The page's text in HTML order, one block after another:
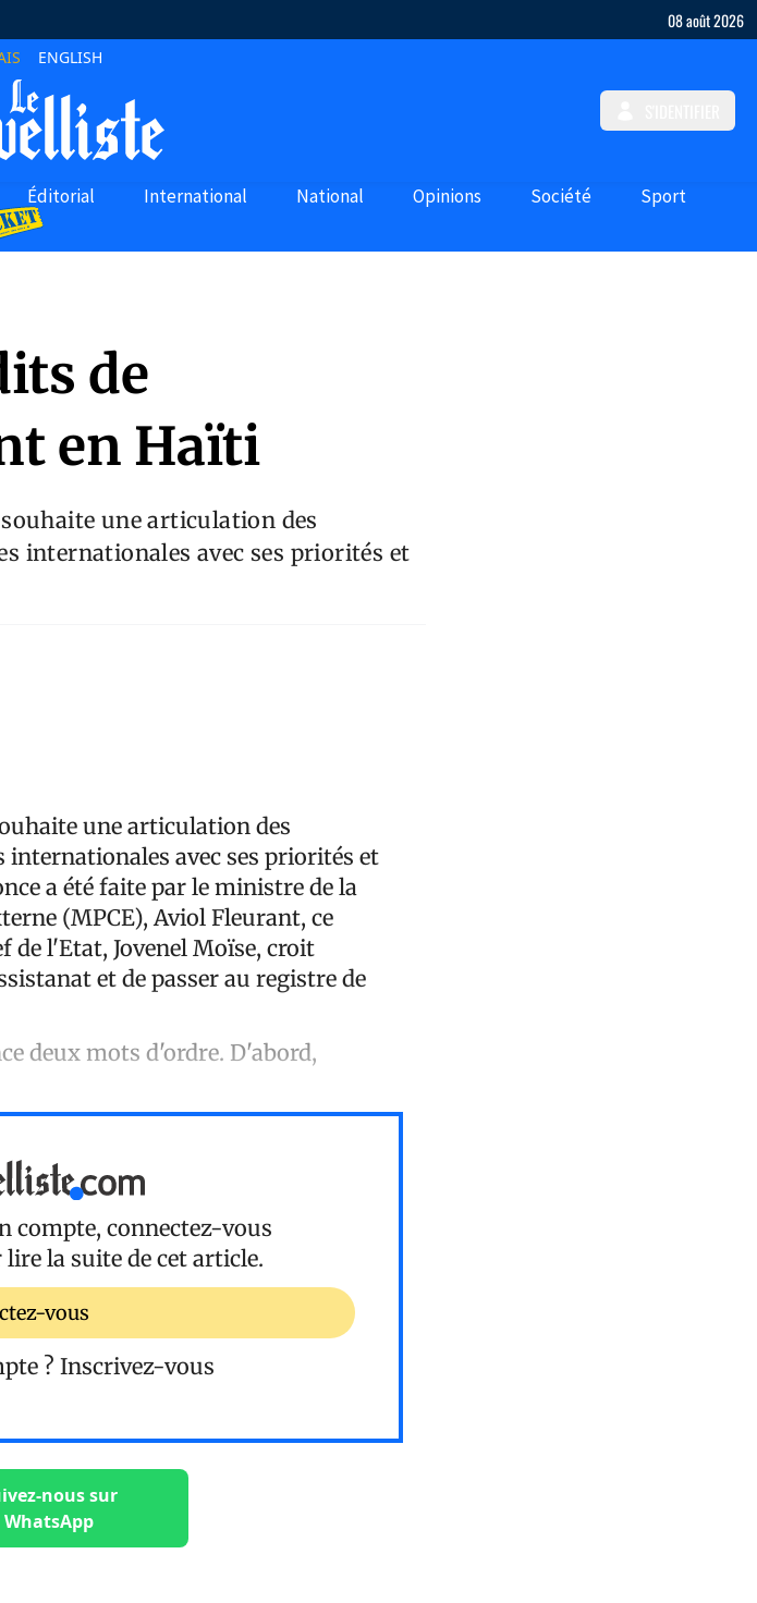
08 août 2026
ENGLISH
Éditorial International National Opinions Société Sport
de
en Haïti
une articulation des
internationales avec ses priorités et
une articulation des
internationales avec ses priorités et
a été faite par le ministre de la
(MPCE), Aviol Fleurant, ce
de l'Etat, Jovenel Moïse, croit
et de passer au registre de
deux mots d'ordre. D'abord,
compte, connectez-vous
la suite de cet article.
vous
? Inscrivez-vous
nous sur
WhatsApp